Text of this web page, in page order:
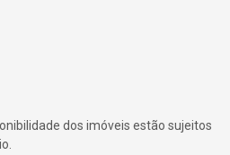
dos imóveis estão sujeitos